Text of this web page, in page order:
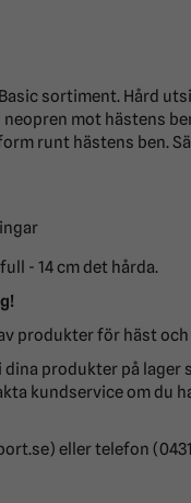
sortiment. Hård
mot hästens
runt hästens ben.
- 14 cm det hårda.
produkter för häst
produkter på lager
kundservice om du
eller telefon